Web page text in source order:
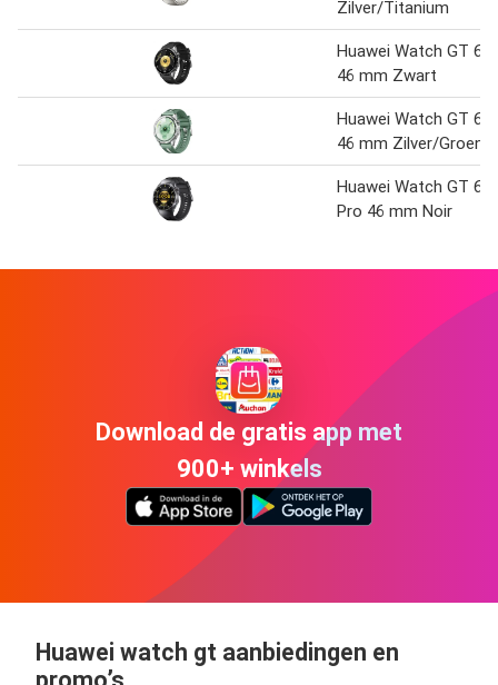
Zilver/Titanium
Huawei Watch GT 6
46 mm Zwart
Huawei Watch GT 6
46 mm Zilver/Groen
Huawei Watch GT 6
Pro 46 mm Noir
Download de gratis app met
900+ winkels
Huawei watch gt aanbiedingen en